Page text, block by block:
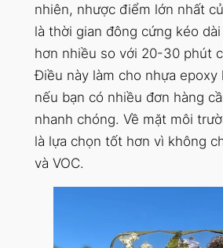
nhiên, nhược điểm lớn nhất
là thời gian đông cứng kéo
hơn nhiều so với 20-30 phút
Điều này làm cho nhựa epoxy
nếu bạn có nhiều đơn hàng
nhanh chóng. Về mặt môi
là lựa chọn tốt hơn vì không
và VOC.